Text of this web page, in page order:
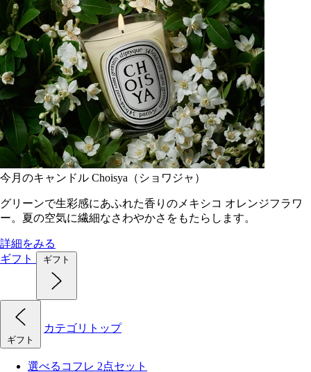
今月のキャンドル Choisya（ショワジャ）
グリーンで生彩感にあふれた香りのメキシコ オレンジフラワ
ー。夏の空気に繊細なさわやかさをもたらします。
詳細をみる
ギフト
ギフト
ギフト
カテゴリトップ
選べるコフレ 2点セット